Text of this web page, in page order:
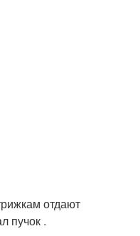
отдают
пучок .